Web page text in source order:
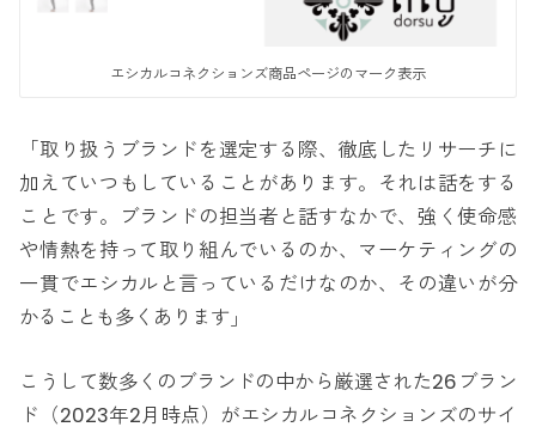
エシカルコネクションズ商品ページのマーク表示
「取り扱うブランドを選定する際、徹底したリサーチに
加えていつもしていることがあります。それは話をする
ことです。ブランドの担当者と話すなかで、強く使命感
や情熱を持って取り組んでいるのか、マーケティングの
一貫でエシカルと言っているだけなのか、その違いが分
かることも多くあります」
こうして数多くのブランドの中から厳選された26ブラン
ド（2023年2月時点）がエシカルコネクションズのサイ